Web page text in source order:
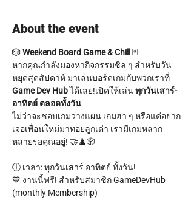
About the event
🎲 Weekend Board Game & Chill
🃏
หากคุณกำลังมองหากิจกรรมชิล ๆ สำหรับวัน
หยุดสุดสัปดาห์ มาเล่นบอร์ดเกมกับพวกเราที่
Game Dev Hub ได้เลย!เปิดให้เล่น ทุกวันเสาร์-
อาทิตย์ ตลอดทั้งวัน
ไม่ว่าจะชอบเกมวางแผน เกมฮา ๆ หรือแค่อยาก
เจอเพื่อนใหม่มาทอยลูกเต๋า เรามีเกมหลาก
หลายรอคุณอยู่! 🤝♟️🎲
🕕 เวลา: ทุกวันเสาร์ อาทิตย์ ทั้งวัน!
💙 งานนี้ฟรี! สำหรับสมาชิก GameDevHub
(monthly Membership)